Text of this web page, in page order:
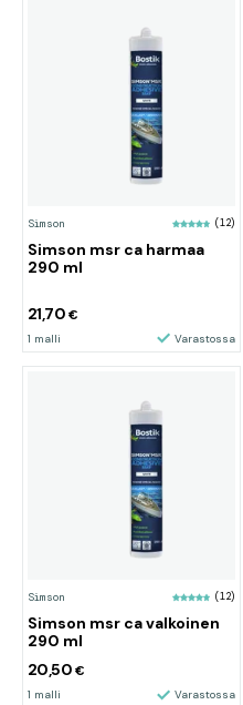
Simson (12)
Simson msr ca harmaa
290 ml
21,70 €
1 malli Varastossa
Simson (12)
Simson msr ca valkoinen
290 ml
20,50 €
1 malli Varastossa